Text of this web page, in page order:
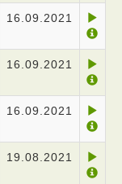
16.09.2021
16.09.2021
16.09.2021
19.08.2021